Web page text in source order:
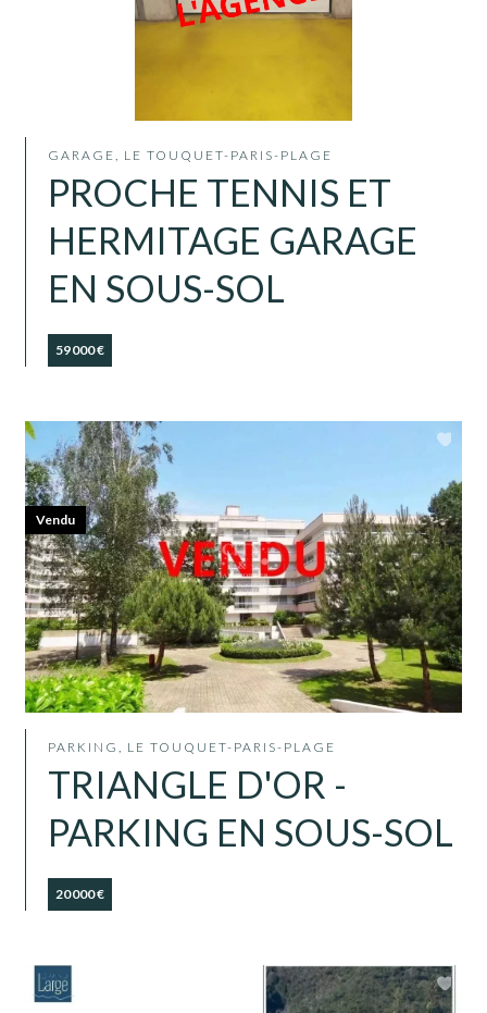
GARAGE, LE TOUQUET-PARIS-PLAGE
PROCHE TENNIS ET
HERMITAGE GARAGE
EN SOUS-SOL
59 000 €
PARKING, LE TOUQUET-PARIS-PLAGE
TRIANGLE D'OR -
PARKING EN SOUS-SOL
20 000 €
Vendu